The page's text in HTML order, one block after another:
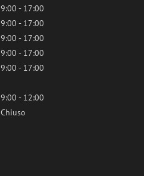
9:00 - 17:00
9:00 - 17:00
9:00 - 17:00
9:00 - 17:00
9:00 - 17:00
9:00 - 12:00
Chiuso